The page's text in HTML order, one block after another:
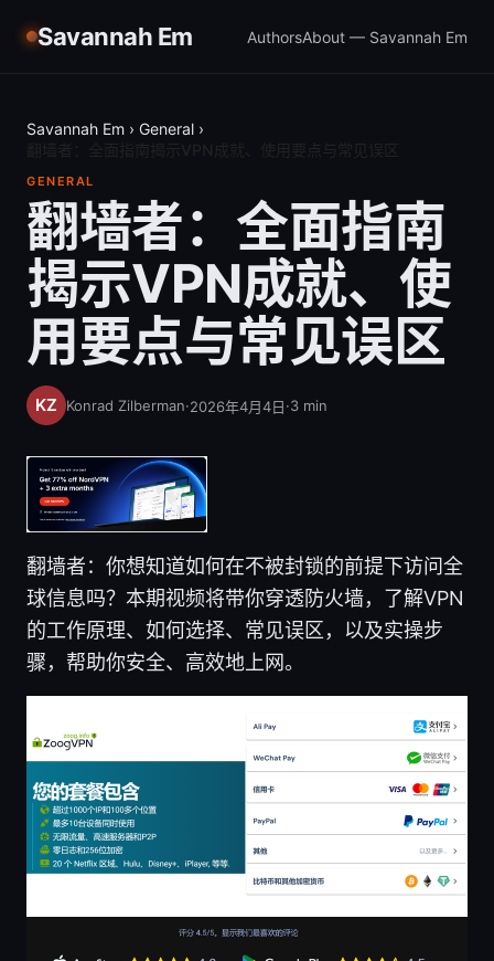
Savannah Em AuthorsAbout — Savannah Em
Savannah Em › General ›
GENERAL
翻墙者：全面指南
揭示VPN成就、使
用要点与常见误区
Konrad Zilberman·2026年4月4日·3 min
翻墙者：你想知道如何在不被封锁的前提下访问全
球信息吗？本期视频将带你穿透防火墙，了解VPN
的工作原理、如何选择、常见误区，以及实操步
骤，帮助你安全、高效地上网。